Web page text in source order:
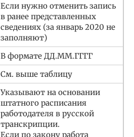
Если нужно отменить запись
в ранее представленных
сведениях (за январь 2020 не
заполняют)
В формате ДД.ММ.ГГГГ
См. выше таблицу
Указывают на основании
штатного расписания
работодателя в русской
транскрипции.
Если по закону работа